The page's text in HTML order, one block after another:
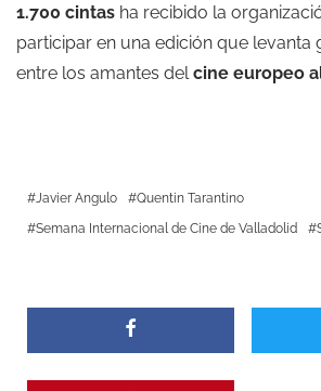
1.700 cintas ha recibido la
participar en una edición que levanta
entre los amantes del cine europeo
Javier Angulo
Quentin Tarantino
Semana Internacional de Cine de Valladolid